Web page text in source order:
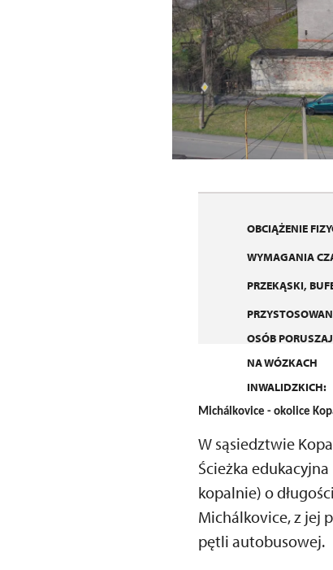
OBCIĄŻENIE
WYMAGANIA
PRZEKĄSKI,
OSÓB
NA WÓZKACH
INWALIDZKICH:
Michálkovice - okolice
W sąsiedztwie
Ścieżka
kopalnie) o
Michálkovice, z jej
pętli autobusowej.